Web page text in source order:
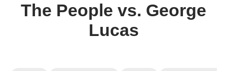
The People vs. George
Lucas